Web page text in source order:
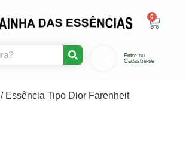
0
Entre ou
Cadastre-se
/ Essência Tipo Dior Farenheit